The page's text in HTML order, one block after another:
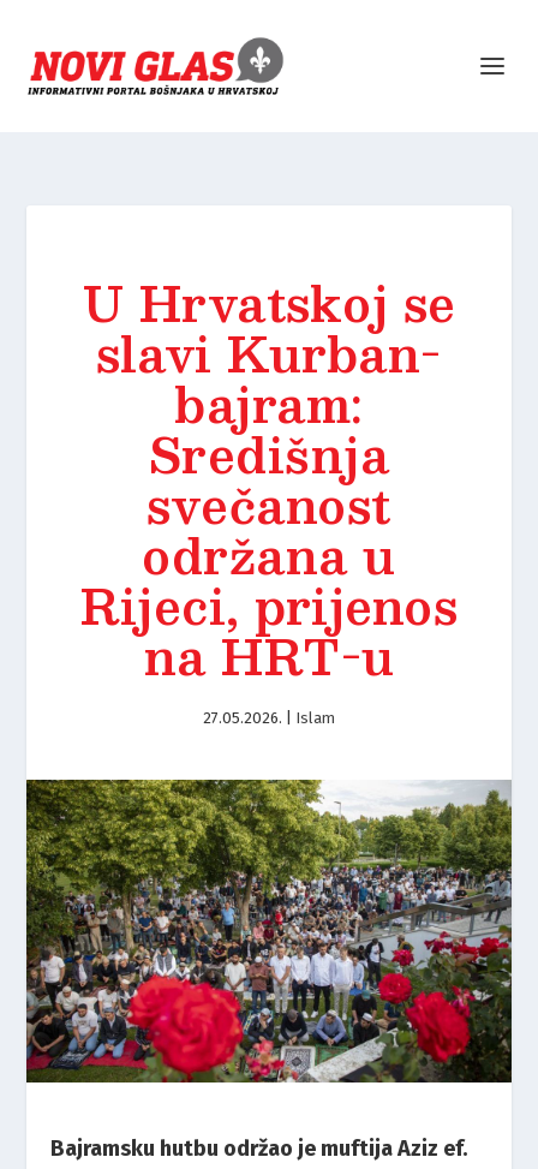
U Hrvatskoj se
slavi Kurban-
bajram:
Središnja
svečanost
održana u
Rijeci, prijenos
na HRT-u
27.05.2026. Islam
Bajramsku hutbu održao je muftija Aziz ef.